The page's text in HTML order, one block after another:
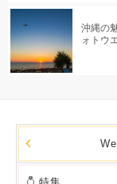
沖縄の
ォトウ
特集